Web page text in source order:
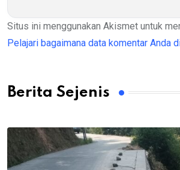
Situs ini menggunakan Akismet untuk
Pelajari bagaimana data komentar Anda
Berita Sejenis